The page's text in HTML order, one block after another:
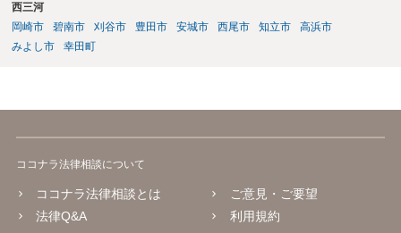
西三河
岡崎市
碧南市 刈谷市 豊田市 安城市 西尾市 知立市
高浜市
みよし市
幸田町
ココナラ法律相談について
ココナラ法律相談とは
法律Q&A
ご意見・ご要望
利用規約